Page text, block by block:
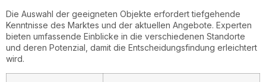
Die Auswahl der geeigneten Objekte erfordert tiefgehende
Kenntnisse des Marktes und der aktuellen Angebote. Experten
bieten umfassende Einblicke in die verschiedenen Standorte
und deren Potenzial, damit die Entscheidungsfindung erleichtert
wird.